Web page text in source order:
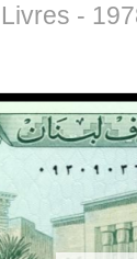
-